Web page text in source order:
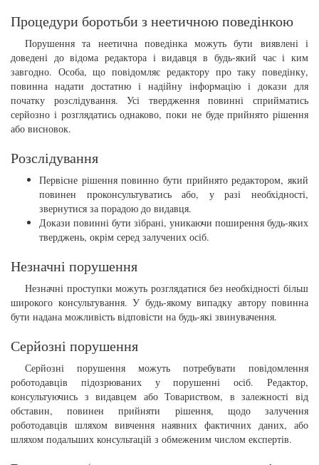
Процедури боротьби з неетичною поведінкою
Порушення та неетична поведінка можуть бути виявлені і
доведені до відома редактора і видавця в будь-який час і ким
завгодно. Особа, що повідомляє редактору про таку поведінку,
повинна надати достатню і надійну інформацію і докази для
початку розслідування. Усі твердження повинні сприйматись
серйозно і розглядатись однаково, поки не буде прийнято рішення
або висновок.
Розслідування
Первісне рішення повинно бути прийнято редактором, який
повинен проконсультуватись або, у разі необхідності,
звернутися за порадою до видавця.
Докази повинні бути зібрані, уникаючи поширення будь-яких
тверджень, окрім серед залучених осіб.
Незначні порушення
Незначні проступки можуть розглядатися без необхідності більш
широкого консультування. У будь-якому випадку автору повинна
бути надана можливість відповісти на будь-які звинувачення.
Серйозні порушення
Серйозні порушення можуть потребувати повідомлення
роботодавців підозрюваних у порушенні осіб. Редактор,
консультуючись з видавцем або Товариством, в залежності від
обставин, повинен прийняти рішення, щодо залучення
роботодавців шляхом вивчення наявних фактичних даних, або
шляхом подальших консультацій з обмеженим числом експертів.